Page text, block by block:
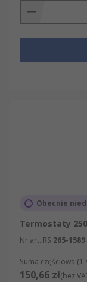
Obecnie
Termostaty
Nr art. RS 265-1589
Suma częściowa (1
150,66 zł(bez